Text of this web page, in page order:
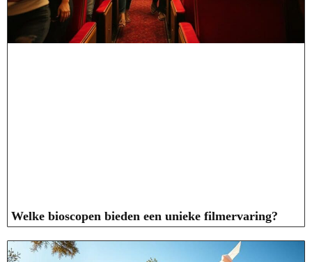
Welke bioscopen bieden een unieke filmervaring?